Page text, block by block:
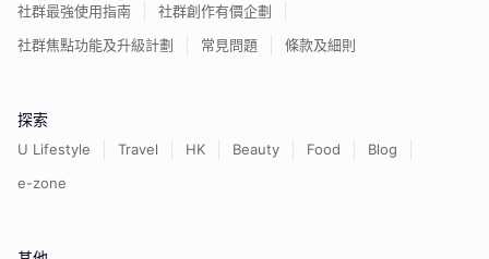
社群最強使用指南
社群創作有價企劃
社群焦點功能及升級計劃
常見問題 條款及細則
探索
U Lifestyle Travel HK Beauty Food
Blog
e-zone